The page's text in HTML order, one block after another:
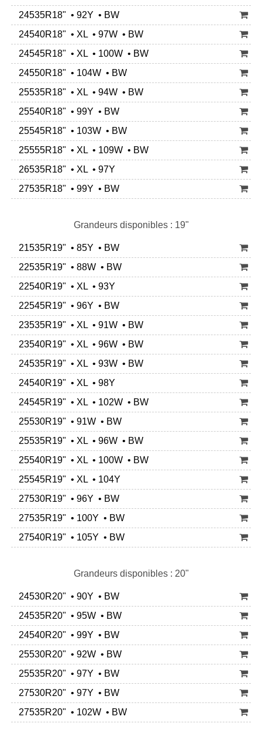
24535R18" • 92Y • BW
24540R18" • XL • 97W • BW
24545R18" • XL • 100W • BW
24550R18" • 104W • BW
25535R18" • XL • 94W • BW
25540R18" • 99Y • BW
25545R18" • 103W • BW
25555R18" • XL • 109W • BW
26535R18" • XL • 97Y
27535R18" • 99Y • BW
Grandeurs disponibles : 19"
21535R19" • 85Y • BW
22535R19" • 88W • BW
22540R19" • XL • 93Y
22545R19" • 96Y • BW
23535R19" • XL • 91W • BW
23540R19" • XL • 96W • BW
24535R19" • XL • 93W • BW
24540R19" • XL • 98Y
24545R19" • XL • 102W • BW
25530R19" • 91W • BW
25535R19" • XL • 96W • BW
25540R19" • XL • 100W • BW
25545R19" • XL • 104Y
27530R19" • 96Y • BW
27535R19" • 100Y • BW
27540R19" • 105Y • BW
Grandeurs disponibles : 20"
24530R20" • 90Y • BW
24535R20" • 95W • BW
24540R20" • 99Y • BW
25530R20" • 92W • BW
25535R20" • 97Y • BW
27530R20" • 97Y • BW
27535R20" • 102W • BW